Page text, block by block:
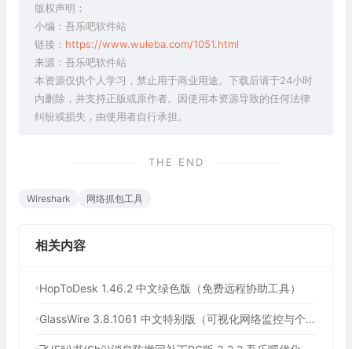
版权声明：
小编：吾乐吧软件站
链接： https://www.wuleba.com/1051.html
来源：吾乐吧软件站
本资源仅供个人学习，禁止用于商业用途。下载后请于24小时
内删除，并支持正版或原作者。因使用本资源导致的任何法律
纠纷或损失，由使用者自行承担。
THE END
Wireshark 网络抓包工具
相关内容
HopToDesk 1.46.2 中文绿色版（免费远程协助工具）
GlassWire 3.8.1061 中文特别版（可视化网络监控与个人防火墙）